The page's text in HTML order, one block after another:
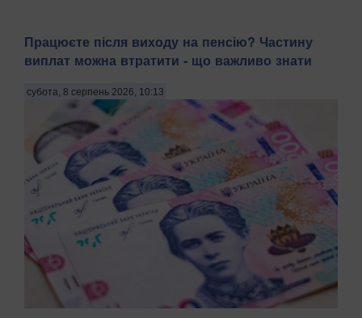
Працюєте після виходу на пенсію? Частину
виплат можна втратити - що важливо знати
субота, 8 серпень 2026, 10:13